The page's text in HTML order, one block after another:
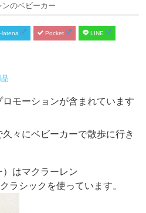
ンのベビーカー
Pocket LINE
モーションが含まれています
々にベビーカーで散歩に行き
はマクラーレン
ラシックを使っています。